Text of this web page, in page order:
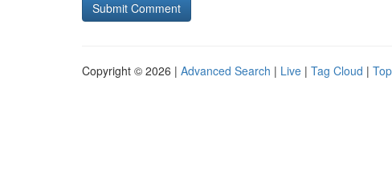
Copyright © 2026 | Advanced Search | Live | Tag Cloud |